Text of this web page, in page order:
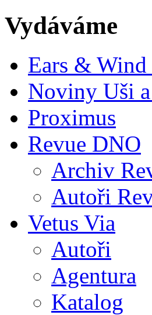
Vydáváme
Ears & Wind
Noviny Uši
Proximus
Revue DNO
Archiv
Autoři
Vetus Via
Autoři
Agentura
Katalog